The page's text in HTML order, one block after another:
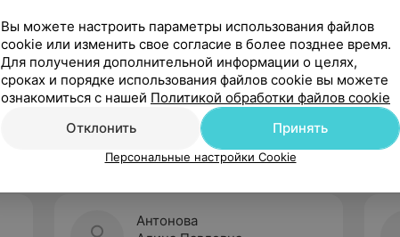
Рекомендую
Антонова
Вы можете настроить параметры использования файлов
cookie или изменить свое согласие в более позднее время.
Для получения дополнительной информации о целях,
сроках и порядке использования файлов cookie вы можете
ознакомиться с нашей Политикой обработки файлов cookie
Отклонить
Принять
Персональные настройки Cookie